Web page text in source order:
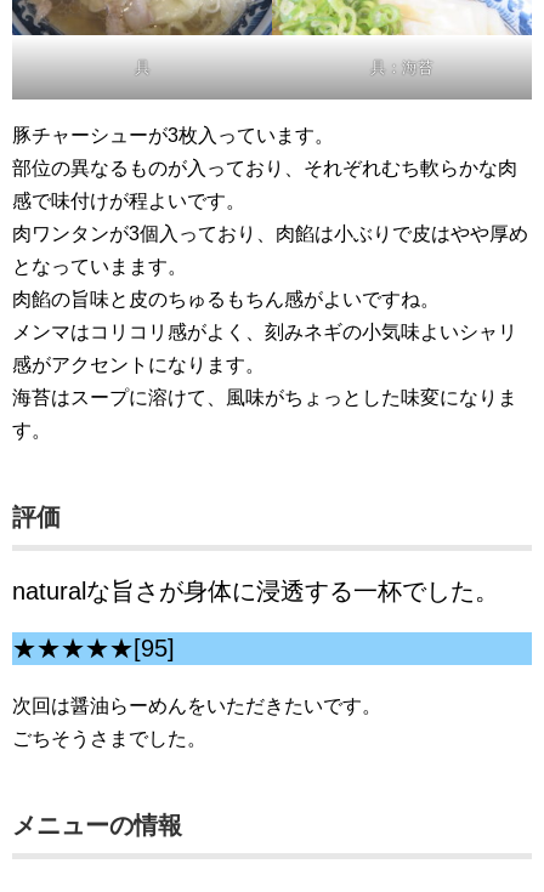
具 具：海苔
豚チャーシューが3枚入っています。
部位の異なるものが入っており、それぞれむち軟らかな肉
感で味付けが程よいです。
肉ワンタンが3個入っており、肉餡は小ぶりで皮はやや厚め
となっていまます。
肉餡の旨味と皮のちゅるもちん感がよいですね。
メンマはコリコリ感がよく、刻みネギの小気味よいシャリ
感がアクセントになります。
海苔はスープに溶けて、風味がちょっとした味変になりま
す。
評価
naturalな旨さが身体に浸透する一杯でした。
★★★★★[95]
次回は醤油らーめんをいただきたいです。
ごちそうさまでした。
メニューの情報